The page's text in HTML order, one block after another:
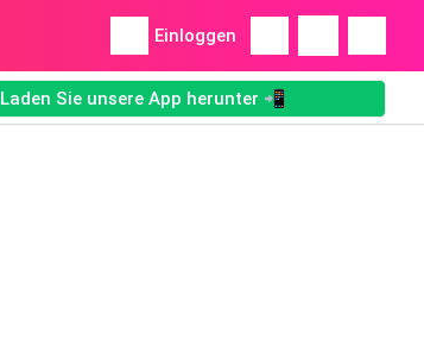
Einloggen
Laden Sie unsere App herunter 📲